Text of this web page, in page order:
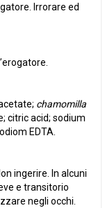
Irrorare ed
chamomilla
citric acid; sodium
EDTA.
ingerire. In alcuni
e transitorio
negli occhi.